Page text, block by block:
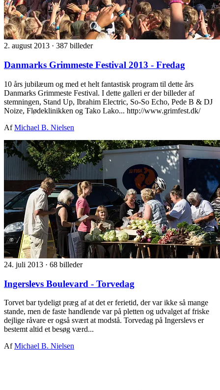
2. august 2013 · 387 billeder
Danmarks Grimmeste Festival 2013 - Fredag
10 års jubilæum og med et helt fantastisk program til dette års
Danmarks Grimmeste Festival. I dette galleri er der billeder af
stemningen, Stand Up, Ibrahim Electric, So-So Echo, Pede B & DJ
Noize, Flødeklinikken og Tako Lako... http://www.grimfest.dk/
AfMichael B. Nielsen
24. juli 2013 · 68 billeder
Ingerslevs Boulevard - Torvedag
Torvet bar tydeligt præg af at det er ferietid, der var ikke så mange
stande, men de faste handlende var på pletten og udvalget af friske
dejlige råvare er også svært at modstå. Torvedag på Ingerslevs er
bestemt altid et besøg værd...
AfMichael B. Nielsen